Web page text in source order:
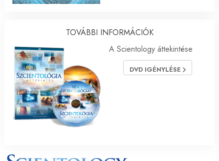
TOVÁBBI INFORMÁCIÓK
A Scientology áttekintése
DVD IGÉNYLÉSE